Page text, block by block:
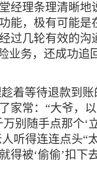
经理条理清晰地
能，极有可能是
过几轮有效的沟
业务，还成功追
着等待退款到
家常：“大爷，
万别随手点那个‘
听得连连点头“
得被‘偷偷’扣下